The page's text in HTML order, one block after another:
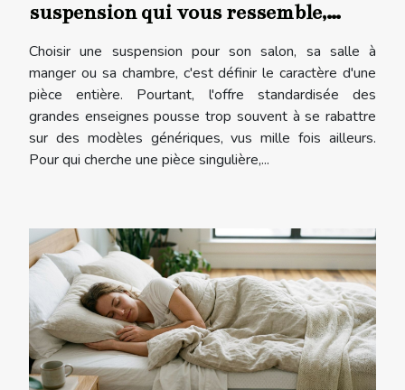
suspension qui vous ressemble,
Choisir une suspension pour son salon, sa salle à
manger ou sa chambre, c'est définir le caractère d'une
pièce entière. Pourtant, l'offre standardisée des
grandes enseignes pousse trop souvent à se rabattre
sur des modèles génériques, vus mille fois ailleurs.
Pour qui cherche une pièce singulière,...